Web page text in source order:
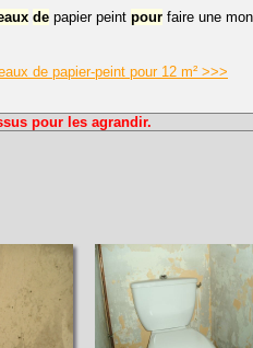
de papier peint pour faire une
de papier-peint pour 12 m² >>>
pour les agrandir.